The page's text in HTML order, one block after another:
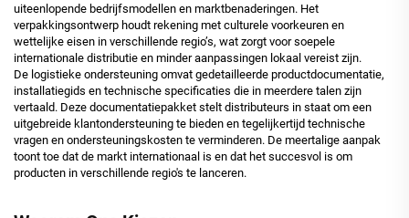
uiteenlopende bedrijfsmodellen en marktbenaderingen. Het
verpakkingsontwerp houdt rekening met culturele voorkeuren en
wettelijke eisen in verschillende regio’s, wat zorgt voor soepele
internationale distributie en minder aanpassingen lokaal vereist zijn.
De logistieke ondersteuning omvat gedetailleerde productdocumentatie,
installatiegids en technische specificaties die in meerdere talen zijn
vertaald. Deze documentatiepakket stelt distributeurs in staat om een
uitgebreide klantondersteuning te bieden en tegelijkertijd technische
vragen en ondersteuningskosten te verminderen. De meertalige aanpak
toont toe dat de markt internationaal is en dat het succesvol is om
producten in verschillende regio's te lanceren.